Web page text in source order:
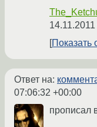
Показать
Ответ на:
07:06:32 +00:00
прописал